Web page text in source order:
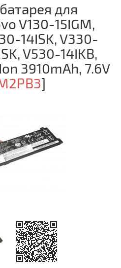
для
V130-15IGM,
14ISK, V330-
V530-14IKB,
3910mAh, 7.6V
]